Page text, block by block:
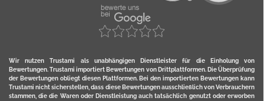
Wir nutzen Trustami als unabhängigen Dienstleister für die Einholung von
Bewertungen. Trustami importiert Bewertungen von Drittplattformen. Die Überprüfung
der Bewertungen obliegt diesen Plattformen. Bei den importierten Bewertungen kann
Trustami nicht sicherstellen, dass diese Bewertungen ausschließlich von Verbrauchern
stammen, die die Waren oder Dienstleistung auch tatsächlich genutzt oder erworben